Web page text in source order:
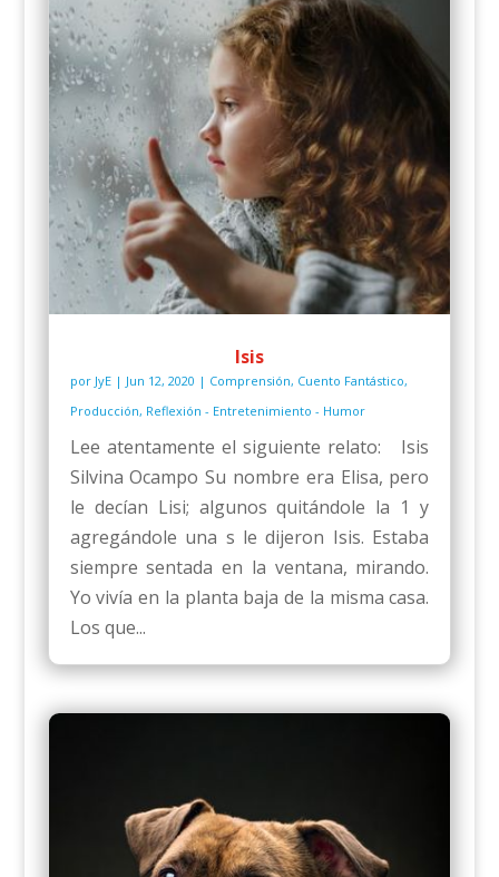
Isis
por JyE| Jun 12, 2020 | Comprensión, Cuento Fantástico,
Producción, Reflexión - Entretenimiento - Humor
Lee atentamente el siguiente relato: Isis
Silvina Ocampo Su nombre era Elisa, pero
le decían Lisi; algunos quitándole la 1 y
agregándole una s le dijeron Isis. Estaba
siempre sentada en la ventana, mirando.
Yo vivía en la planta baja de la misma casa.
Los que...